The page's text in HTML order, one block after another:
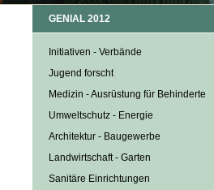
GENIAL 2012
Initiativen - Verbände
Jugend forscht
Medizin - Ausrüstung für Behinderte
Umweltschutz - Energie
Architektur - Baugewerbe
Landwirtschaft - Garten
Sanitäre Einrichtungen